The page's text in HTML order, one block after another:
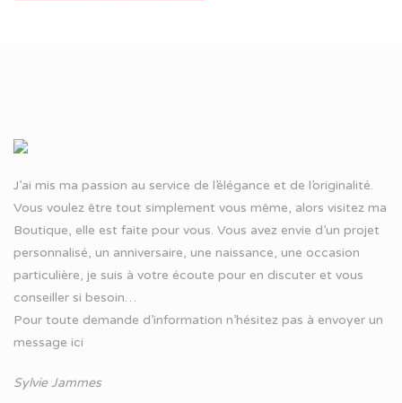
J’ai mis ma passion au service de l’élégance et de l’originalité.
Vous voulez être tout simplement vous même, alors visitez ma
Boutique, elle est faite pour vous. Vous avez envie d’un projet
personnalisé, un anniversaire, une naissance, une occasion
particulière, je suis à votre écoute pour en discuter et vous
conseiller si besoin…
Pour toute demande d’information n’hésitez pas à envoyer un
message ici
Sylvie Jammes